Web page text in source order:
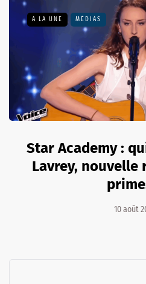
A LA UNE MÉDIAS
Star Academy :
Lavrey,
10 août